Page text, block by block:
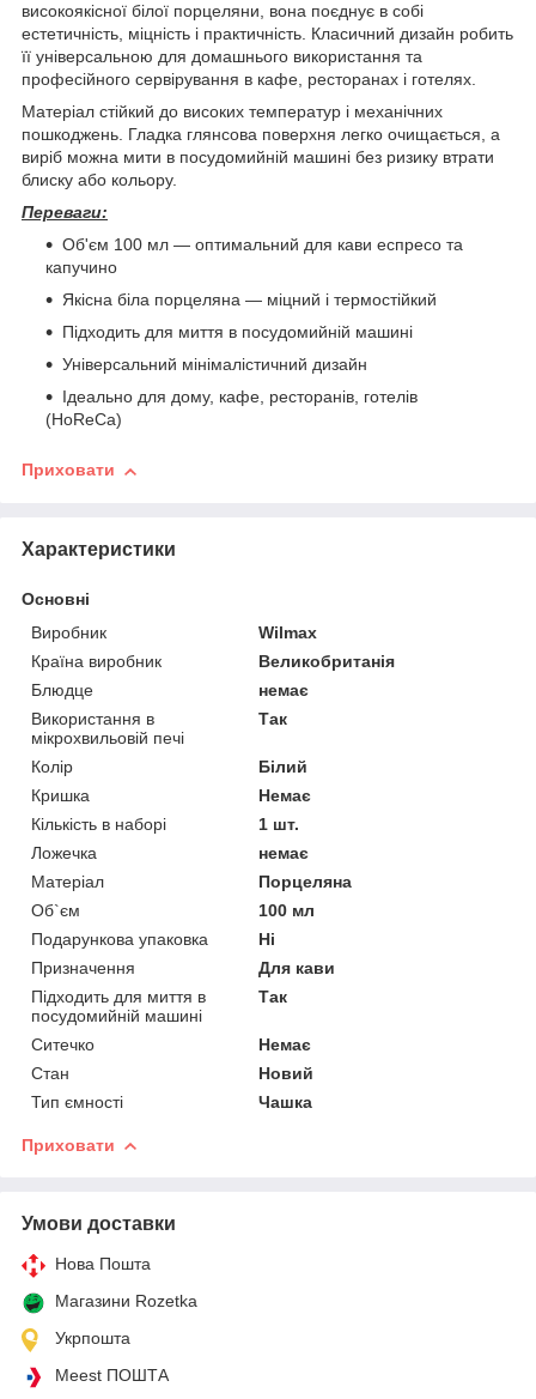
високоякісної білої порцеляни, вона поєднує в собі
естетичність, міцність і практичність. Класичний дизайн робить
її універсальною для домашнього використання та
професійного сервірування в кафе, ресторанах і готелях.
Матеріал стійкий до високих температур і механічних
пошкоджень. Гладка глянсова поверхня легко очищається, а
виріб можна мити в посудомийній машині без ризику втрати
блиску або кольору.
Переваги:
Об'єм 100 мл — оптимальний для кави еспресо та
капучино
Якісна біла порцеляна — міцний і термостійкий
Підходить для миття в посудомийній машині
Універсальний мінімалістичний дизайн
Ідеально для дому, кафе, ресторанів, готелів
(HoReCa)
Приховати
Характеристики
Основні
Виробник
Wilmax
Країна виробник
Великобританія
Блюдце
немає
Використання в
мікрохвильовій печі
Так
Колір
Білий
Кришка
Немає
Кількість в наборі
1 шт.
Ложечка
немає
Матеріал
Порцеляна
Об`єм
100 мл
Подарункова упаковка
Ні
Призначення
Для кави
Підходить для миття в
посудомийній машині
Так
Ситечко
Немає
Стан
Новий
Тип ємності
Чашка
Приховати
Умови доставки
Нова Пошта
Магазини Rozetka
Укрпошта
Meest ПОШТА